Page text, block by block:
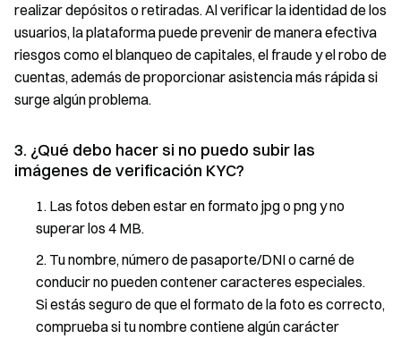
realizar depósitos o retiradas. Al verificar la identidad de los
usuarios, la plataforma puede prevenir de manera efectiva
riesgos como el blanqueo de capitales, el fraude y el robo de
cuentas, además de proporcionar asistencia más rápida si
surge algún problema.
3. ¿Qué debo hacer si no puedo subir las
imágenes de verificación KYC?
Las fotos deben estar en formato jpg o png y no
superar los 4 MB.
Tu nombre, número de pasaporte/DNI o carné de
conducir no pueden contener caracteres especiales.
Si estás seguro de que el formato de la foto es correcto,
comprueba si tu nombre contiene algún carácter